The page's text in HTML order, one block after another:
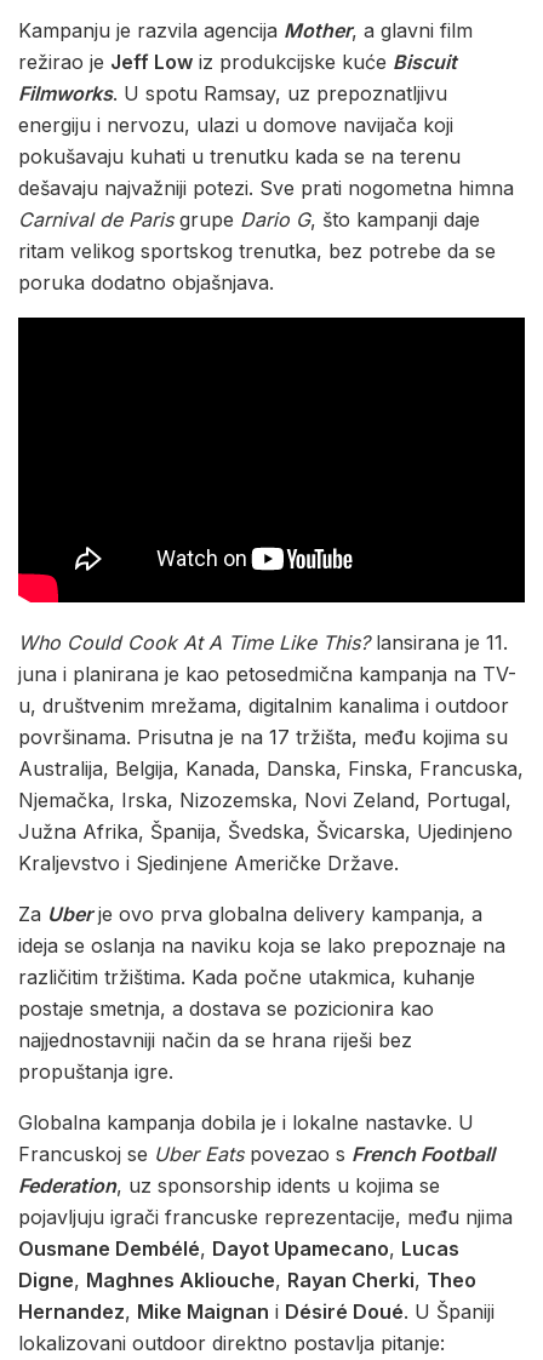
Kampanju je razvila agencija Mother, a glavni film
režirao je Jeff Low iz produkcijske kuće Biscuit
Filmworks. U spotu Ramsay, uz prepoznatljivu
energiju i nervozu, ulazi u domove navijača koji
pokušavaju kuhati u trenutku kada se na terenu
dešavaju najvažniji potezi. Sve prati nogometna himna
Carnival de Parisgrupe Dario G, što kampanji daje
ritam velikog sportskog trenutka, bez potrebe da se
poruka dodatno objašnjava.
Who Could Cook At A Time Like This?lansirana je 11.
juna i planirana je kao petosedmična kampanja na TV-
u, društvenim mrežama, digitalnim kanalima i outdoor
površinama. Prisutna je na 17 tržišta, među kojima su
Australija, Belgija, Kanada, Danska, Finska, Francuska,
Njemačka, Irska, Nizozemska, Novi Zeland, Portugal,
Južna Afrika, Španija, Švedska, Švicarska, Ujedinjeno
Kraljevstvo i Sjedinjene Američke Države.
Za Uberje ovo prva globalna delivery kampanja, a
ideja se oslanja na naviku koja se lako prepoznaje na
različitim tržištima. Kada počne utakmica, kuhanje
postaje smetnja, a dostava se pozicionira kao
najjednostavniji način da se hrana riješi bez
propuštanja igre.
Globalna kampanja dobila je i lokalne nastavke. U
Francuskoj se Uber Eatspovezao s French Football
Federation, uz sponsorship idents u kojima se
pojavljuju igrači francuske reprezentacije, među njima
Ousmane Dembélé, Dayot Upamecano, Lucas
Digne, Maghnes Akliouche, Rayan Cherki, Theo
Hernandez, Mike Maignan i Désiré Doué. U Španiji
lokalizovani outdoor direktno postavlja pitanje: